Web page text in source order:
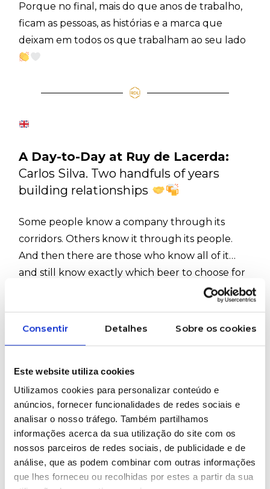
Consentir Detalhes Sobre os cookies
Este website utiliza cookies
Utilizamos cookies para personalizar conteúdo e
anúncios, fornecer funcionalidades de redes sociais e
analisar o nosso tráfego. Também partilhamos
informações acerca da sua utilização do site com os
nossos parceiros de redes sociais, de publicidade e de
análise, que as podem combinar com outras informações
que lhes forneceu ou recolhidas por estes a partir da sua
Porque no final, mais do que anos de trabalho,
ficam as pessoas, as histórias e a marca que
deixam em todos os que trabalham ao seu lado
A Day-to-Day at Ruy de Lacerda:
Carlos Silva. Two handfuls of years
building relationships
Some people know a company through its
corridors. Others know it through its people.
And then there are those who know all of it…
and still know exactly which beer to choose for
At Ruy de Lacerda, Carlos Silva is one of those
figures who has been part of the company’s
daily landscape for already “two handfuls” of
rare ability to balance professional rigor with
enormous warmth in human relationships
Over the years, he has taken on different
challenges related to quality
, logistics
,
pricing
and customer support